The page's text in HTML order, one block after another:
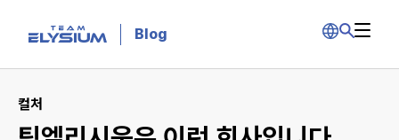
Blog
컬처